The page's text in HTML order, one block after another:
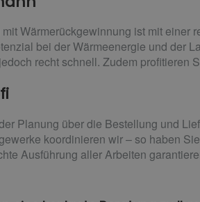
Wärmerückgewinnung ist mit einer
bei der Wärmeenergie und der
recht schnell. Zudem profitieren
Planung über die Bestellung und
koordinieren wir – so haben
Ausführung aller Arbeiten